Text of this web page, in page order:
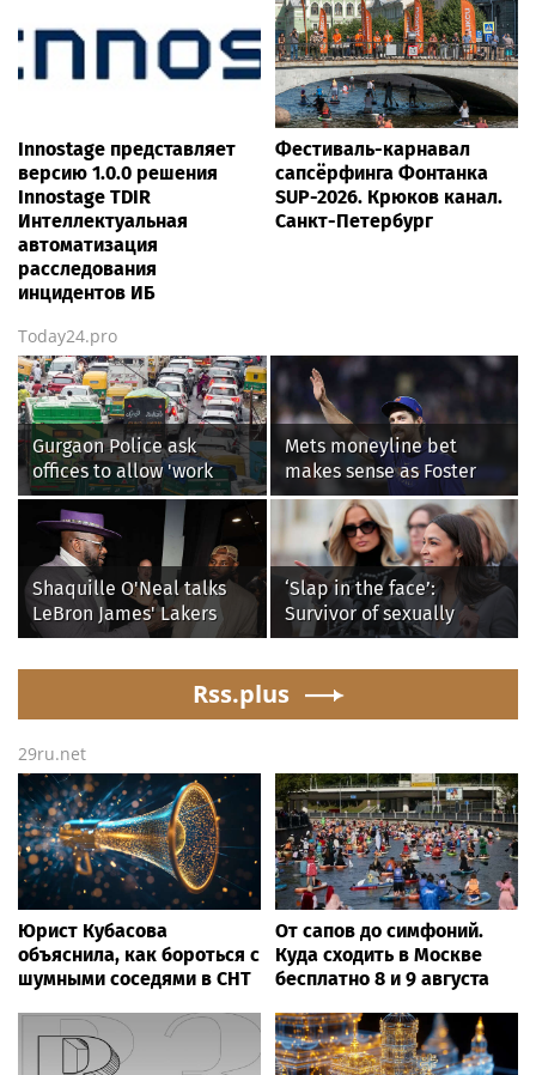
Innostage представляет
версию 1.0.0 решения
Innostage TDIR
Интеллектуальная
автоматизация
расследования
инцидентов ИБ
Фестиваль-карнавал
сапсёрфинга Фонтанка
SUP-2026. Крюков канал.
Санкт-Петербург
Today24.pro
Gurgaon Police ask
offices to allow 'work
from home' as heavy rain
floods roads again
Mets moneyline bet
makes sense as Foster
Griffin faces first start
with Cleveland
Guardians
Shaquille O'Neal talks
LeBron James' Lakers
legacy, why his new 76ers
‘Slap in the face’:
Survivor of sexually
explicit deepfakes
Republicans stalling on
Rss.plus
29ru.net
Юрист Кубасова
объяснила, как бороться с
шумными соседями в СНТ
От сапов до симфоний.
Куда сходить в Москве
бесплатно 8 и 9 августа